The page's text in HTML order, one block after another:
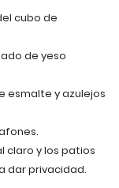
cubo de
de yeso
esmalte y azulejos
claro y los patios
dar privacidad.